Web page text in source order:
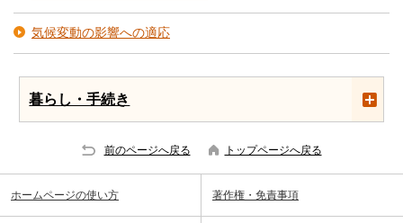
気候変動の影響への適応
暮らし・手続き
前のページへ戻る トップページへ戻る
ホームページの使い方 著作権・免責事項